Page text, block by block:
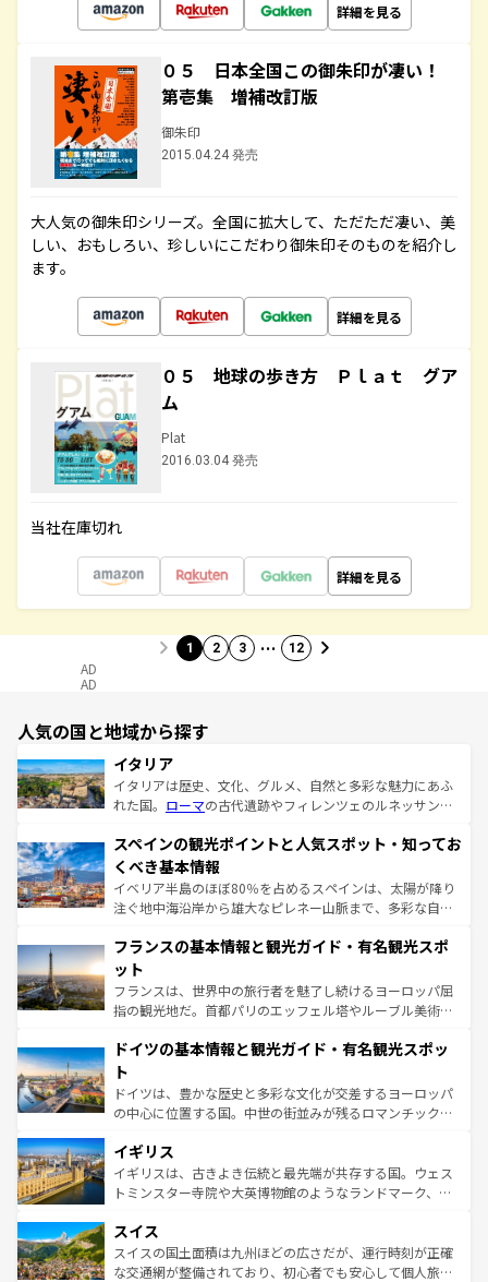
詳細を見る
０５ 日本全国この御朱印が凄い！
第壱集 増補改訂版
御朱印
2015.04.24 発売
大人気の御朱印シリーズ。全国に拡大して、ただただ凄い、美
しい、おもしろい、珍しいにこだわり御朱印そのものを紹介し
ます。
詳細を見る
０５ 地球の歩き方 Ｐｌａｔ グア
ム
Plat
2016.03.04 発売
当社在庫切れ
詳細を見る
1 2 3 … 12
AD
AD
人気の国と地域から探す
イタリア
イタリアは歴史、文化、グルメ、自然と多彩な魅力にあふ
れた国。 ローマの古代遺跡やフィレンツェのルネッサンス
ろん、トスカーナの美しい田園風景やアマルフィ海岸の絶
景など、自然景観も見逃せない。観光の合間には、本場の
ピザやパスタなど、絶品のイタリア料理を堪能することも
できる。朝目覚めてから夜眠るまで、すべての瞬間を楽し
なお、新着のイタリア情報はコンテンツ一覧を参照してほ
しい。
スペインの観光ポイントと人気スポット・知ってお
くべき基本情報
イベリア半島のほぼ80％を占めるスペインは、太陽が降り
注ぐ地中海沿岸から雄大なピレネー山脈まで、多彩な自然
文化が根付くこの国では、情熱的なフラメンコ、熱気あふ
れる闘牛、そして美味しいタパスが生活の一部となってい
る。首都マドリードの洗練された雰囲気や、バルセロナの
アートに溢れた街角から、地方では古代ローマ遺跡や中世
せる。地方によって風土や気候が異なるスペインはその個
ンテンツ一覧 を参照してほしい。
フランスの基本情報と観光ガイド・有名観光スポ
ット
フランスは、世界中の旅行者を魅了し続けるヨーロッパ屈
指の観光地だ。首都パリのエッフェル塔やルーブル美術館
で、幅広い魅力が詰まっている。華麗な宮殿、歴史的な大
聖堂、美しいビーチ、そして豊かな自然が、訪れる者を心
から魅了する。また、フランスは美食の国としても知ら
れ、フランス料理はユネスコ無形文化遺産にも登録されて
香り高いラベンダー畑など、多彩な楽しみ方が可能だ。さ
らに、パリ以外の地域にも魅力が溢れており、どの街角に
も豊かな歴史と文化が息づいている。パリ以外の個性あふ
を参照してほしい。
ドイツの基本情報と観光ガイド・有名観光スポッ
ト
ドイツは、豊かな歴史と多彩な文化が交差するヨーロッパ
の中心に位置する国。中世の街並みが残るロマンチック街
顔を持つこの国は、どこを歩いても飽きることがない。ベ
ルリンの文化的活気、バイエルン州のアルプスの絶景、そ
してライン川沿いのワイン畑といった風景は必見。ビール
は、お酒好きな人にはぜひ体験してほしい。 なお、新着の
ドイツ情報はコンテンツ一覧を参照してほしい。
イギリス
イギリスは、古きよき伝統と最先端が共存する国。ウェス
トミンスター寺院や大英博物館のようなランドマーク、歴
リアごとに異なる魅力がある。また、優雅なアフタヌーン
ティー、ビール好きにはたまらない英国パブ、サッカー観
戦など、本場だからこそできる体験も豊富。イギリスを旅
スイス
スイスの国土面積は九州ほどの広さだが、運行時刻が正確
な交通網が整備されており、初心者でも安心して個人旅行